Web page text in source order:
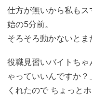
仕方が無いから私も
始の5分前。
そろそろ動かないとま
役職見習いバイトち
ゃっていいんですか
くれたので ちょっとホ